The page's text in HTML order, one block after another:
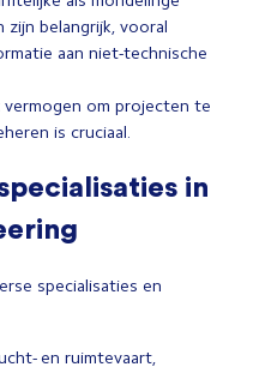
zijn belangrijk, vooral
aan niet-technische
vermogen om projecten te
is cruciaal.
in
specialisaties en
en ruimtevaart,